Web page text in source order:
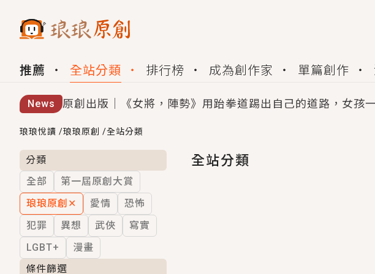
推薦 全站分類 排行榜 成為創作家 單篇創作
News 原創出版｜《女將，陣勢》用跆拳道踢出自己的道路，女孩
創,作家招募｜華文小說創作首選！有機會獲得豐富廣宣資源
小編心動書單｜《離婚你提的，二婚嫁大佬，你哭什麼？
GL｜《夏日與檸檬與重疊世界》炎熱的夏日、檸檬的香氣、
BL｜《費洛蒙中毒》救命！特殊費洛蒙體質世界觀，無法
OMG你嚇到我了｜《陰陽鬼店》上班族買了房子模型，但現
言情｜《國語推行員》每個人心中都有一個連自己也無法改
琅琅悅讀 /琅琅原創 /全站分類
分類
全部
第一屆原創大賞
琅琅原創 ✕ 愛情
恐怖
犯罪
異想 武俠
寫實
LGBT+
漫畫
條件篩選
全站分類